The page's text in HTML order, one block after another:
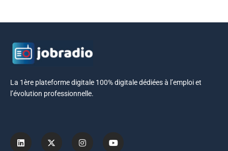
La 1ère plateforme digitale 100% digitale dédiées à l’emploi et
l’évolution professionnelle.